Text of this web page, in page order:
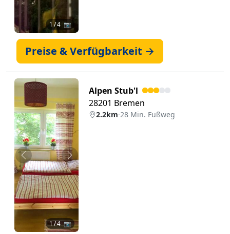
1 / 4 📷
Preise & Verfügbarkeit →
Zurück Weiter
1/ 4 📷
Alpen Stub'l
28201 Bremen
2.2km·28 Min. Fußweg